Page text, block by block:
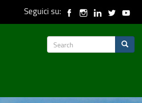
Seguici su:
Search